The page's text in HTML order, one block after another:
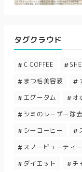
タグクラウド
C COFFEE
まつ毛美容液
エグータム
オ
シミのレーザー除去
シーコーヒー
スノービューティー
ダイエット
チ